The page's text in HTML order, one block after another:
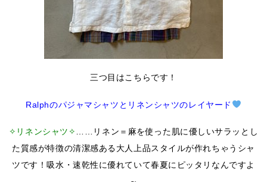
三つ目はこちらです！
Ralphのパジャマシャツとリネンシャツのレイヤード
✧リネンシャツ✧……リネン＝麻を使った肌に優しいサラッとし
た質感が特徴の清潔感ある大人上品スタイルが作れちゃうシャ
ツです！吸水・速乾性に優れていて春夏にピッタリなんですよ